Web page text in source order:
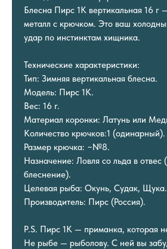
Блесна Пирс 1К вертикальная 16 г
металл с крючком. Это ваш
удар по инстинктам хищника.
Технические характеристики:
Тип: Зимняя вертикальная блесна.
Модель: Пирс 1К.
Вес: 16 г.
Материал коронки: Латунь или
Количество крючков:1 (одинарный).
Размер крючка: ~№8.
Назначение: Ловля со льда в отвес
блеснение).
Целевая рыба: Окунь, Судак, Щука.
Производитель: Пирс (Россия).
P.S. Пирс 1К — приманка, которая
Не рыбе — рыболову. С ней вы